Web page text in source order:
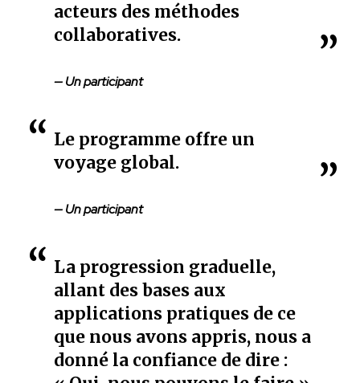
acteurs des méthodes
collaboratives.
— Un participant
Le programme offre un
voyage global.
— Un participant
La progression graduelle,
allant des bases aux
applications pratiques de ce
que nous avons appris, nous a
donné la confiance de dire :